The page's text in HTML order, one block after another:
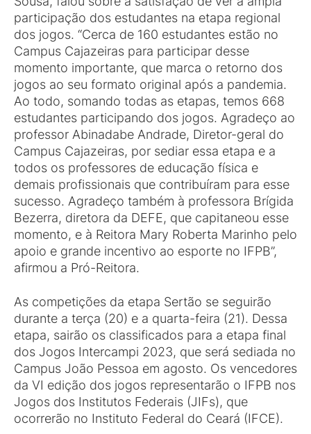
participação dos estudantes na etapa regional
dos jogos. “Cerca de 160 estudantes estão no
Campus Cajazeiras para participar desse
momento importante, que marca o retorno dos
jogos ao seu formato original após a pandemia.
Ao todo, somando todas as etapas, temos 668
estudantes participando dos jogos. Agradeço ao
professor Abinadabe Andrade, Diretor-geral do
Campus Cajazeiras, por sediar essa etapa e a
todos os professores de educação física e
demais profissionais que contribuíram para esse
sucesso. Agradeço também à professora Brígida
Bezerra, diretora da DEFE, que capitaneou esse
momento, e à Reitora Mary Roberta Marinho pelo
apoio e grande incentivo ao esporte no IFPB”,
afirmou a Pró-Reitora.
As competições da etapa Sertão se seguirão
durante a terça (20) e a quarta-feira (21). Dessa
etapa, sairão os classificados para a etapa final
dos Jogos Intercampi 2023, que será sediada no
Campus João Pessoa em agosto. Os vencedores
da VI edição dos jogos representarão o IFPB nos
Jogos dos Institutos Federais (JIFs), que
ocorrerão no Instituto Federal do Ceará (IFCE).